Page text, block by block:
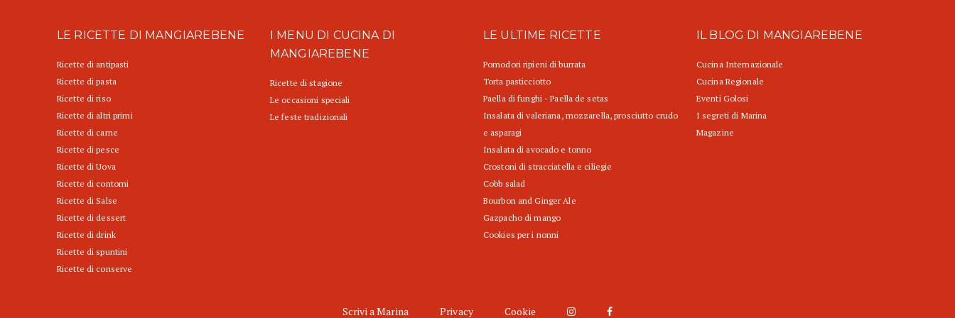
LE RICETTE DI MANGIAREBENE
Ricette di antipasti
Ricette di pasta
Ricette di riso
Ricette di altri primi
Ricette di carne
Ricette di pesce
Ricette di Uova
Ricette di contorni
Ricette di Salse
Ricette di dessert
Ricette di drink
Ricette di spuntini
Ricette di conserve
I MENU DI CUCINA DI
MANGIAREBENE
Ricette di stagione
Le occasioni speciali
Le feste tradizionali
LE ULTIME RICETTE
Pomodori ripieni di burrata
Torta pasticciotto
Paella di funghi - Paella de setas
Insalata di valeriana, mozzarella, prosciutto crudo
e asparagi
Insalata di avocado e tonno
Crostoni di stracciatella e ciliegie
Cobb salad
Bourbon and Ginger Ale
Gazpacho di mango
Cookies per i nonni
IL BLOG DI MANGIAREBENE
Cucina Internazionale
Cucina Regionale
Eventi Golosi
I segreti di Marina
Magazine
Scrivi a Marina Privacy Cookie